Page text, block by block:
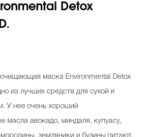
Detox
маска Environmental Detox
из лучших средств для сухой и
У нее очень хороший
масла авокадо, миндаля, купуасу,
земляники и бузины питают,